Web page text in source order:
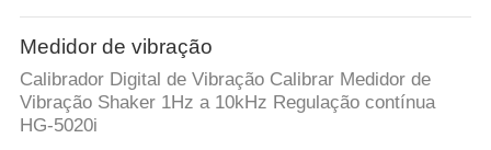
Medidor de vibração
Calibrador Digital de Vibração Calibrar Medidor de
Vibração Shaker 1Hz a 10kHz Regulação contínua
HG-5020i